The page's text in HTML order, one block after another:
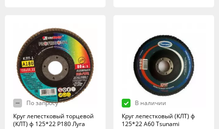
По запросу
Круг лепестковый торцевой
(КЛТ) ф 125*22 Р180 Луга
В наличии
Круг лепестковый (КЛТ) ф
125*22 А60 Tsunami